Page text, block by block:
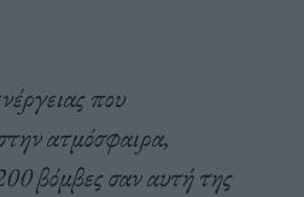
που
ατμόσφαιρα,
βόμβες σαν αυτή της